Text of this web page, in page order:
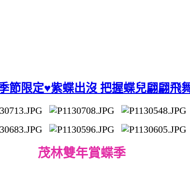
節限定♥紫蝶出沒 把握蝶兒翩翩飛
茂林雙年賞蝶季